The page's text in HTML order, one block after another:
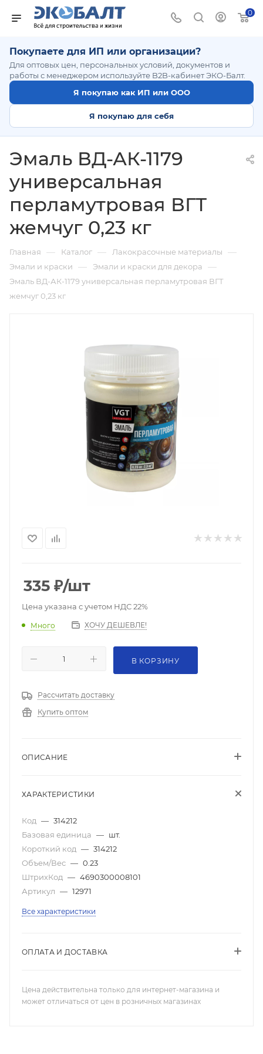
0
Покупаете для ИП или организации?
Для оптовых цен, персональных условий, документов и
работы с менеджером используйте B2B-кабинет ЭКО-Балт.
Я покупаю как ИП или ООО
Я покупаю для себя
Эмаль ВД-АК-1179
универсальная
перламутровая ВГТ
жемчуг 0,23 кг
Главная — Каталог — Лакокрасочные материалы —
Эмали и краски — Эмали и краски для декора —
Эмаль ВД-АК-1179 универсальная перламутровая ВГТ
жемчуг 0,23 кг
335 ₽/шт
Цена указана с учетом НДС 22%
Много ХОЧУ ДЕШЕВЛЕ!
В КОРЗИНУ
Рассчитать доставку
Купить оптом
ОПИСАНИЕ
ХАРАКТЕРИСТИКИ
Код — 314212
Базовая единица — шт.
Короткий код — 314212
Объем/Вес — 0.23
ШтрихКод — 4690300008101
Артикул — 12971
Все характеристики
ОПЛАТА И ДОСТАВКА
Цена действительна только для интернет-магазина и
может отличаться от цен в розничных магазинах